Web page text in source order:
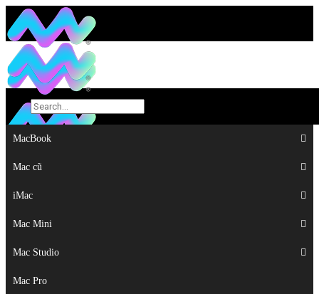
MacBook
Mac cũ
iMac
Mac Mini
Mac Studio
MacBook
Mac cũ
iMac
Mac Mini
Mac Studio
Mac Pro